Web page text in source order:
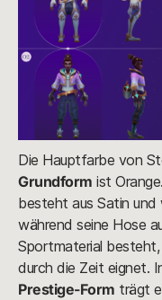
Die Hauptfarbe von
Grundform ist
besteht aus Satin und
während seine Hose
Sportmaterial
durch die Zeit eignet.
Prestige-Form trägt